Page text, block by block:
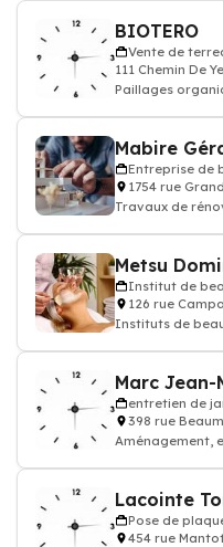
BIOTERO
Vente de
111 Chemin De
Paillages
Mabire
Entreprise de
1754 rue
Travaux de
Metsu
Institut de
126 rue
Instituts de
Marc Jean-
entretien de
398 rue
Aménagement,
Lacointe
Pose de
454 rue